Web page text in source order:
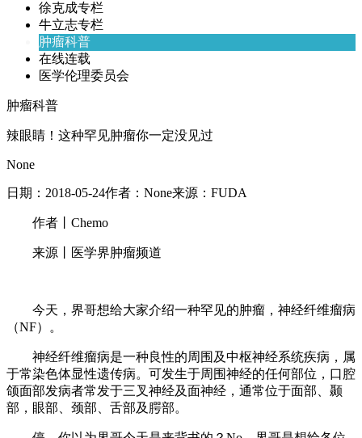
徐克成专栏
牛立志专栏
肿瘤科普
在线连载
医学伦理委员会
肿瘤科普
辣眼睛！这种罕见肿瘤你一定没见过
None
日期： 2018-05-24作者： None来源： FUDA
作者丨Chemo
来源丨医学界肿瘤频道
今天，界哥想给大家介绍一种罕见的肿瘤，神经纤维瘤病
（NF）。
神经纤维瘤病是一种良性的周围及中枢神经系统疾病，属
于常染色体显性遗传病。可发生于周围神经的任何部位，口腔
颌面部发病者常发于三叉神经及面神经，通常位于面部、颞
部，眼部、颈部、舌部及腭部。